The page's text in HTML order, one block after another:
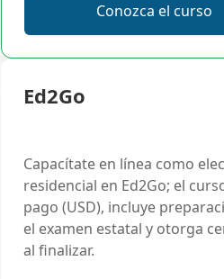
Conozca el curso
Ed2Go
Capacítate en línea como
residencial en Ed2Go; el
pago (USD), incluye
el examen estatal y otorga
al finalizar.